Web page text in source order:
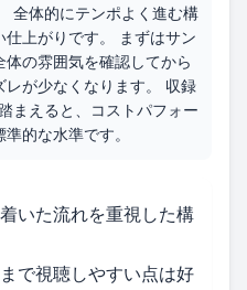
全体的にテンポよく進む構
上がりです。 まずはサン
の雰囲気を確認してから
が少なくなります。 収録
まえると、コストパフォー
的な水準です。
いた流れを重視した構
で視聴しやすい点は好